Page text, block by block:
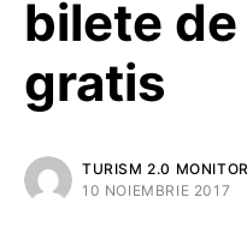
bilete
gratis
TURISM 2.0 MONITOR
10 NOIEMBRIE 2017